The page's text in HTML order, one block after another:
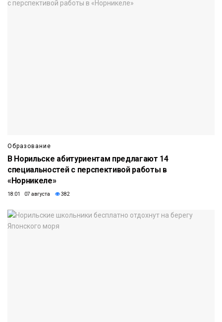
Образование
В Норильске абитуриентам предлагают 14
специальностей с перспективой работы в
«Норникеле»
18:01 07 августа 382